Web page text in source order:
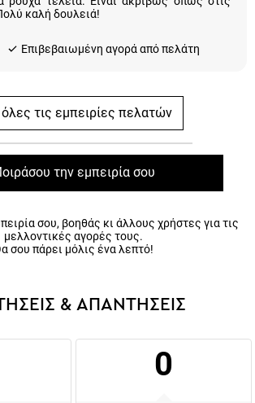
καλή δουλειά!
Eπιβεβαιωμένη αγορά από πελάτη
τις εμπειρίες πελατών
την εμπειρία σου
σου, βοηθάς κι άλλους χρήστες για τις
μελλοντικές αγορές τους.
σου πάρει μόλις ένα λεπτό!
& ΑΠΑΝΤΗΣΕΙΣ
0